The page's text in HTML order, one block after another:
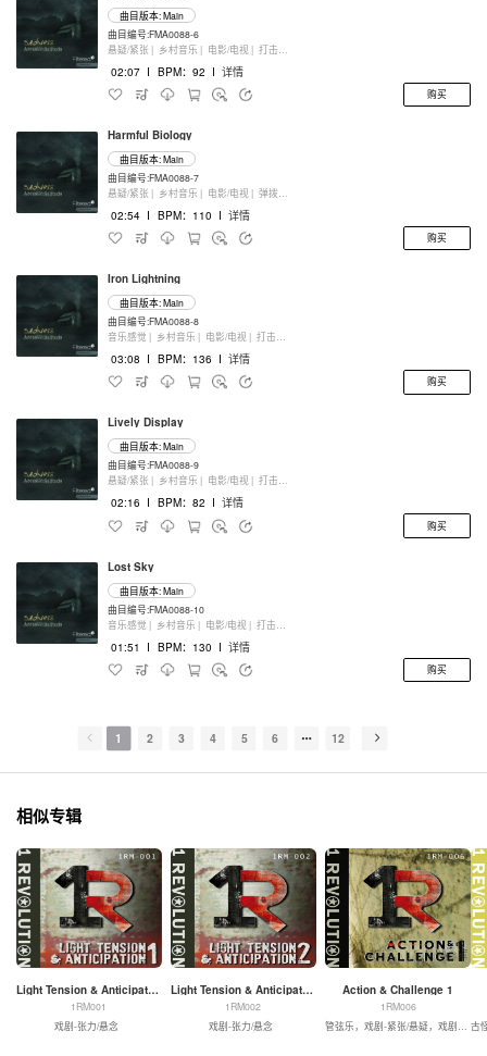
曲目版本: Main
曲目编号:FMA0088-6
悬疑/紧张 | 乡村音乐 | 电影/电视 | 打击乐器
02:07 I BPM：92 I 详情
购买
Harmful Biology
曲目版本: Main
曲目编号:FMA0088-7
悬疑/紧张 | 乡村音乐 | 电影/电视 | 弹拨乐器
02:54 I BPM：110 I 详情
购买
Iron Lightning
曲目版本: Main
曲目编号:FMA0088-8
音乐感觉 | 乡村音乐 | 电影/电视 | 打击乐器
03:08 I BPM：136 I 详情
购买
Lively Display
曲目版本: Main
曲目编号:FMA0088-9
悬疑/紧张 | 乡村音乐 | 电影/电视 | 打击乐器
02:16 I BPM：82 I 详情
购买
Lost Sky
曲目版本: Main
曲目编号:FMA0088-10
音乐感觉 | 乡村音乐 | 电影/电视 | 打击乐器
01:51 I BPM：130 I 详情
购买
1 2 3 4 5 6 12
相似专辑
Light Tension & Anticipation 1
1RM001
戏剧-张力/悬念
Light Tension & Anticipation 2
1RM002
戏剧-张力/悬念
Action & Challenge 1
1RM006
古